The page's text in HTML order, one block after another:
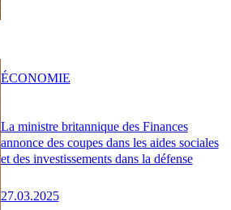
La ministre britannique des Finances
annonce des coupes dans les aides sociales
et des investissements dans la défense
27.03.2025
ÉCONOMIE